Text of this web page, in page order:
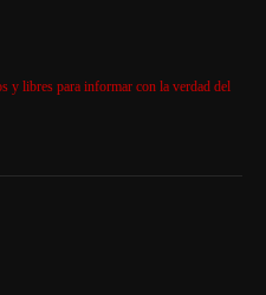
y libres para informar con la verdad del